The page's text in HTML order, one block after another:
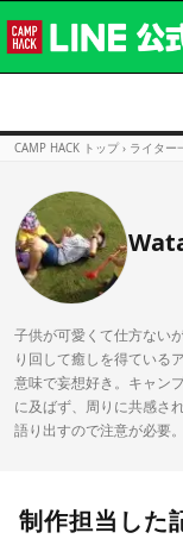
CAMP HACK トップ › ライター
子供が可愛くて仕方ない
り回して癒しを得ている
意味で妄想好き。キャン
に及ばず、周りに共感さ
語り出すので注意が必要。
制作担当した